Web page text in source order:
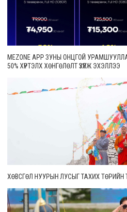
MEZONE APP ЗУНЫ ОНЦГОЙ
50% ХҮРТЭЛХ ХӨНГӨЛӨЛТ ҮЗҮҮЛЖ ЭХЭЛЛЭЭ
ХӨВСГӨЛ НУУРЫН ЛУСЫГ ТАХИХ ТӨРИЙН